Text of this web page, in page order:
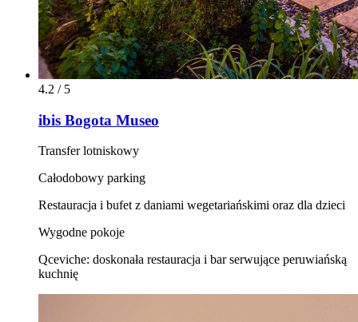
4.2 / 5
ibis Bogota Museo
Transfer lotniskowy
Całodobowy parking
Restauracja i bufet z daniami wegetariańskimi oraz dla dzieci
Wygodne pokoje
Qceviche: doskonała restauracja i bar serwujące peruwiańską
kuchnię